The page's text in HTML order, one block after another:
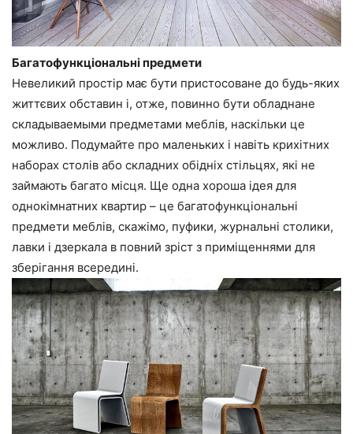
Багатофункціональні предмети
Невеликий простір має бути пристосоване до будь-яких
життєвих обставин і, отже, повинно бути обладнане
складываемыми предметами меблів, наскільки це
можливо. Подумайте про маленьких і навіть крихітних
наборах столів або складних обідніх стільцях, які не
займають багато місця. Ще одна хороша ідея для
однокімнатних квартир – це багатофункціональні
предмети меблів, скажімо, пуфики, журнальні столики,
лавки і дзеркала в повний зріст з приміщеннями для
зберігання всередині.